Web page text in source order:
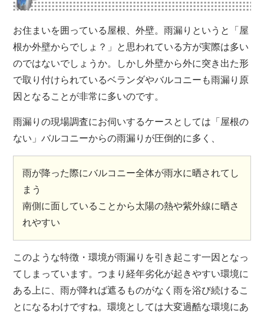
お住まいを囲っている屋根、外壁。雨漏りというと「屋
根か外壁からでしょ？」と思われている方が実際は多い
のではないでしょうか。しかし外壁から外に突き出た形
で取り付けられているベランダやバルコニーも雨漏り原
因となることが非常に多いのです。
雨漏りの現場調査にお伺いするケースとしては「屋根の
ない」バルコニーからの雨漏りが圧倒的に多く、
雨が降った際にバルコニー全体が雨水に晒されてし
まう
南側に面していることから太陽の熱や紫外線に晒さ
れやすい
このような特徴・環境が雨漏りを引き起こす一因となっ
てしまっています。つまり経年劣化が起きやすい環境に
ある上に、雨が降れば遮るものがなく雨を浴び続けるこ
とになるわけですね。環境としては大変過酷な環境にあ